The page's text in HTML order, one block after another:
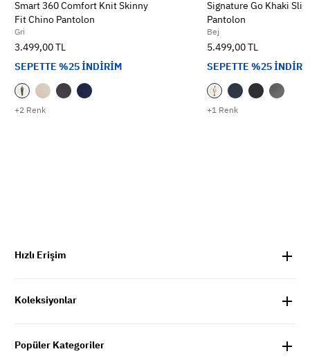
+2 Renk
Smart 360 Comfort Knit Skinny
Fit Chino Pantolon
Gri
3.499,00 TL
SEPETTE %25 İNDİRİM
+1 Renk
Signature Go Khaki
Pantolon
Bej
5.499,00 TL
SEPETTE %25
Hızlı Erişim
Koleksiyonlar
Popüler Kategoriler